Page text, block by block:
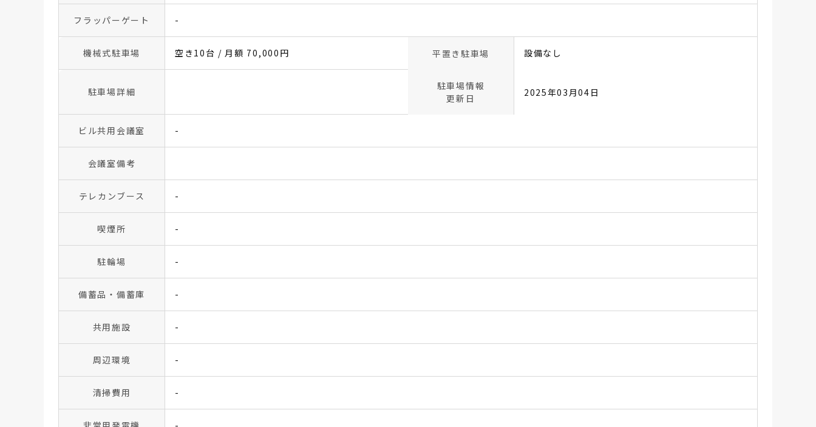
フラッパーゲート -
機械式駐車場 空き10台 / 月額 70,000円 平置き駐車場 設備なし
駐車場詳細
駐車場情報
更新日
2025年03月04日
ビル共用会議室 -
会議室備考
テレカンブース -
喫煙所 -
駐輪場 -
備蓄品・備蓄庫 -
共用施設 -
周辺環境 -
清掃費用 -